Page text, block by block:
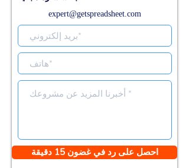
expert@getspreadsheet.com
احصل على رد في غضون 15 دقيقة